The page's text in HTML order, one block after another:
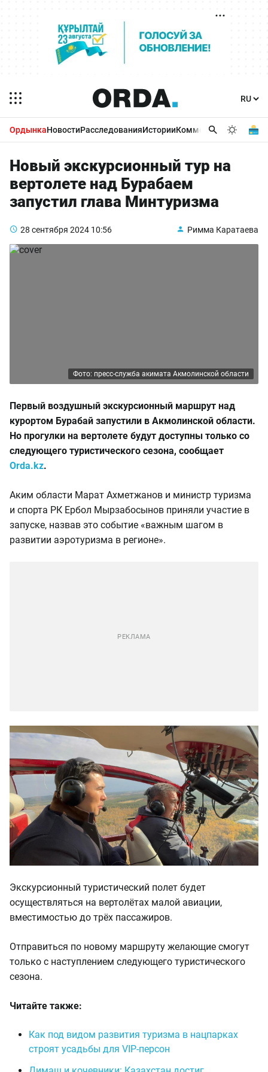
ОрдынкаНовостиРасследованияИсторииКомментарииБизнес
Новый экскурсионный тур на
вертолете над Бурабаем
запустил глава Минтуризма
28 сентября 2024 10:56 Римма Каратаева
Фото: пресс-служба акимата Акмолинской области
Первый воздушный экскурсионный маршрут над
курортом Бурабай запустили в Акмолинской области.
Но прогулки на вертолете будут доступны только со
следующего туристического сезона, сообщает
Orda.kz.
Аким области Марат Ахметжанов и министр туризма
и спорта РК Ербол Мырзабосынов приняли участие в
запуске, назвав это событие «важным шагом в
развитии аэротуризма в регионе».
Экскурсионный туристический полет будет
осуществляться на вертолётах малой авиации,
вместимостью до трёх пассажиров.
Отправиться по новому маршруту желающие смогут
только с наступлением следующего туристического
сезона.
Читайте также:
Как под видом развития туризма в нацпарках
строят усадьбы для VIP-персон